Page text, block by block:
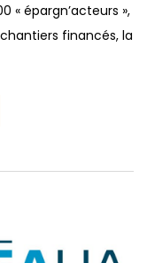
« épargn’acteurs »,
financés, la